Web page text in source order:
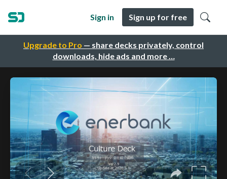
Upgrade to Pro — share decks privately, control
downloads, hide ads and more …
Sign in Sign up for free